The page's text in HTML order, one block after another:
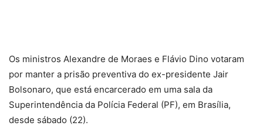
Os ministros Alexandre de Moraes e Flávio Dino votaram
por manter a prisão preventiva do ex-presidente Jair
Bolsonaro, que está encarcerado em uma sala da
Superintendência da Polícia Federal (PF), em Brasília,
desde sábado (22).